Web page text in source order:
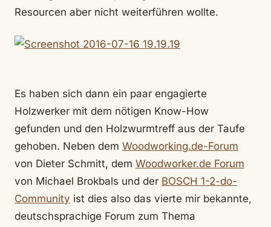
Resourcen aber nicht weiterführen wollte.
Es haben sich dann ein paar engagierte
Holzwerker mit dem nötigen Know-How
gefunden und den Holzwurmtreff aus der Taufe
gehoben. Neben dem Woodworking.de-Forum
von Dieter Schmitt, dem Woodworker.de Forum
von Michael Brokbals und der BOSCH 1-2-do-
Community ist dies also das vierte mir bekannte,
deutschsprachige Forum zum Thema